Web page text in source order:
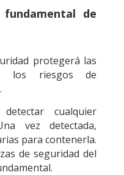
de
protegerá las
los riesgos de
cualquier
vez detectada,
para contenerla.
de seguridad del